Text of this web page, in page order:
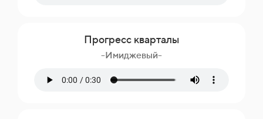
Прогресс кварталы
-Имиджевый-